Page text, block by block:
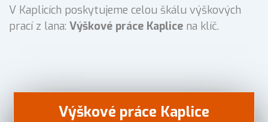
V Kaplicích poskytujeme celou škálu výškových
prací z lana: Výškové práce Kaplice na klíč.
Výškové práce Kaplice